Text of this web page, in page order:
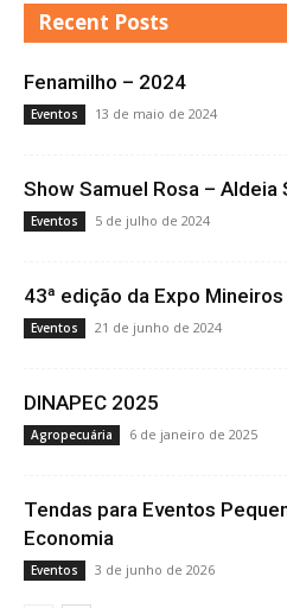
Recent Posts
Fenamilho – 2024
Eventos 13 de maio de 2024
Show Samuel Rosa – Aldeia
Eventos 5 de julho de 2024
43ª edição da Expo
Eventos 21 de junho de 2024
DINAPEC 2025
Agropecuária 6 de janeiro de 2025
Tendas para Eventos
Economia
Eventos 3 de junho de 2026